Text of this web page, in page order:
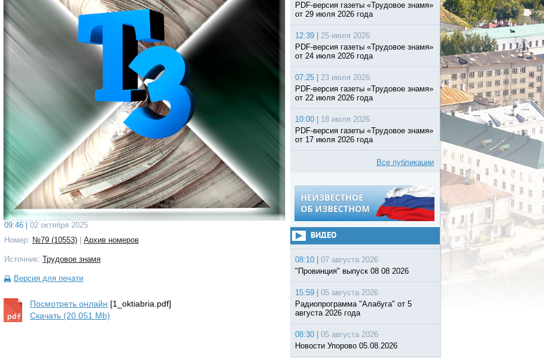
09:46 |
02 октября 2025
Номер: №79 (10553) Архив номеров
Источник: Трудовое знамя
Версия для печати
Посмотреть онлайн [1_oktiabria.pdf]
Скачать (20.051 Mb)
PDF-версия газеты «Трудовое знамя»
от 29 июля 2026 года
12:39 |
25 июля 2026
PDF-версия газеты «Трудовое знамя»
от 24 июля 2026 года
07:25 |
23 июля 2026
PDF-версия газеты «Трудовое знамя»
от 22 июля 2026 года
10:00 |
18 июля 2026
PDF-версия газеты «Трудовое знамя»
от 17 июля 2026 года
Все публикации
ВИДЕО
08:10 |
07 августа 2026
"Провинция" выпуск 08 08 2026
15:59 |
05 августа 2026
Радиопрограмма "Алабуга" от 5
августа 2026 года
08:30 |
05 августа 2026
Новости Упорово 05.08.2026